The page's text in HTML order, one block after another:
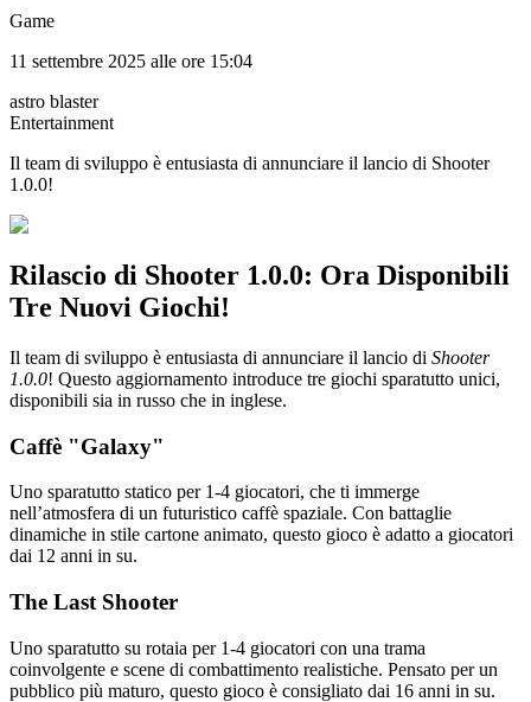
Game
11 settembre 2025 alle ore 15:04
astro blaster
Entertainment
Il team di sviluppo è entusiasta di annunciare il lancio di Shooter
1.0.0!
Rilascio di Shooter 1.0.0: Ora Disponibili
Tre Nuovi Giochi!
Il team di sviluppo è entusiasta di annunciare il lancio di Shooter
1.0.0! Questo aggiornamento introduce tre giochi sparatutto unici,
disponibili sia in russo che in inglese.
Caffè "Galaxy"
Uno sparatutto statico per 1-4 giocatori, che ti immerge
nell’atmosfera di un futuristico caffè spaziale. Con battaglie
dinamiche in stile cartone animato, questo gioco è adatto a giocatori
dai 12 anni in su.
The Last Shooter
Uno sparatutto su rotaia per 1-4 giocatori con una trama
coinvolgente e scene di combattimento realistiche. Pensato per un
pubblico più maturo, questo gioco è consigliato dai 16 anni in su.